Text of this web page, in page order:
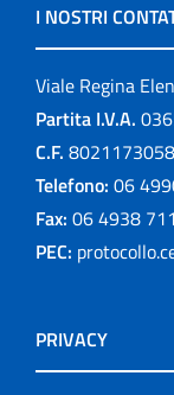
I NOSTRI
Viale Regina
Partita I.V.A.
C.F.
Telefono: 06
Fax: 06 4938
PEC:
PRIVACY